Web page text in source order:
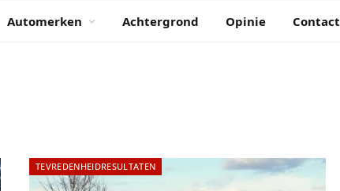
Automerken Achtergrond Opinie Contact
TEVREDENHEIDRESULTATEN